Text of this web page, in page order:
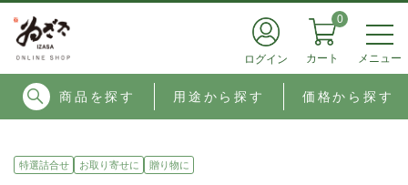
ログイン
0
カート メニュー
商品を探す 用途から探す 価格から探す
特選詰合せ お取り寄せに 贈り物に